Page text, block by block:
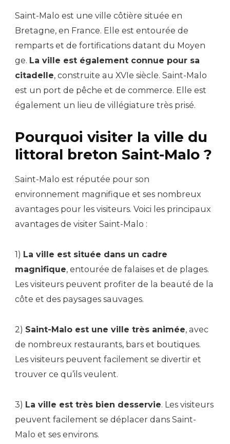
Saint-Malo est une ville côtière située en
Bretagne, en France. Elle est entourée de
remparts et de fortifications datant du Moyen
ge. La ville est également connue pour sa
citadelle, construite au XVIe siècle. Saint-Malo
est un port de pêche et de commerce. Elle est
également un lieu de villégiature très prisé.
Pourquoi visiter la ville du
littoral breton Saint-Malo ?
Saint-Malo est réputée pour son
environnement magnifique et ses nombreux
avantages pour les visiteurs. Voici les principaux
avantages de visiter Saint-Malo :
1) La ville est située dans un cadre
magnifique, entourée de falaises et de plages.
Les visiteurs peuvent profiter de la beauté de la
côte et des paysages sauvages.
2) Saint-Malo est une ville très animée, avec
de nombreux restaurants, bars et boutiques.
Les visiteurs peuvent facilement se divertir et
trouver ce qu’ils veulent.
3) La ville est très bien desservie. Les visiteurs
peuvent facilement se déplacer dans Saint-
Malo et ses environs.